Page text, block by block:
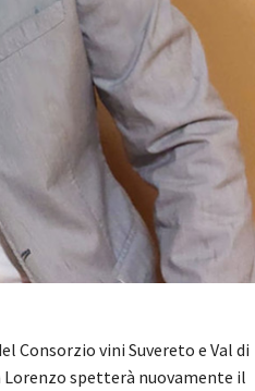
Consorzio vini Suvereto e Val di
Lorenzo spetterà nuovamente il